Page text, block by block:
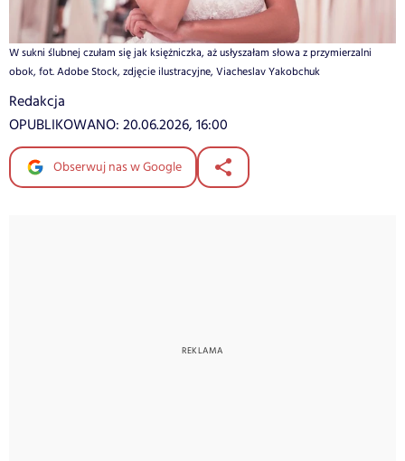
W sukni ślubnej czułam się jak księżniczka, aż usłyszałam słowa z przymierzalni
obok, fot. Adobe Stock, zdjęcie ilustracyjne, Viacheslav Yakobchuk
Redakcja
OPUBLIKOWANO: 20.06.2026, 16:00
Obserwuj nas w Google